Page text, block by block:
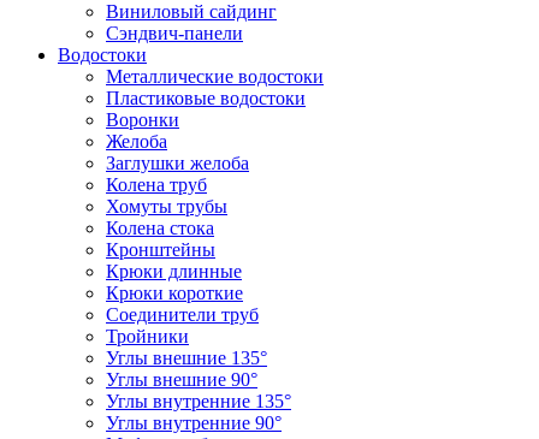
Виниловый сайдинг
Сэндвич-панели
Водостоки
Металлические водостоки
Пластиковые водостоки
Воронки
Желоба
Заглушки желоба
Колена труб
Хомуты трубы
Колена стока
Кронштейны
Крюки длинные
Крюки короткие
Соединители труб
Тройники
Углы внешние 135°
Углы внешние 90°
Углы внутренние 135°
Углы внутренние 90°